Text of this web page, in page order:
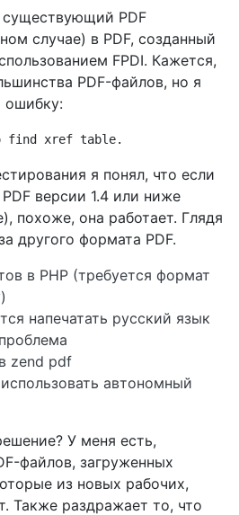
PDF
случае) в PDF, созданный
FPDI. Кажется,
PDF-файлов, но я
ошибку:
find xref table.
я понял, что если
версии 1.4 или ниже
похоже, она работает. Глядя
другого формата PDF.
в PHP (требуется формат
напечатать русский язык
zend pdf
автономный
У меня есть,
файлов, загруженных
из новых рабочих,
Также раздражает то, что